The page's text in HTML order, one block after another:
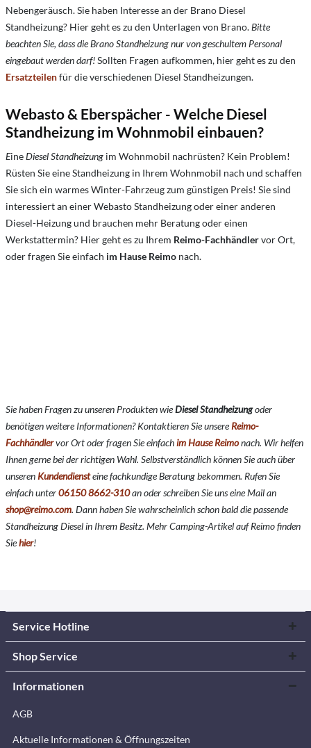
Nebengeräusch. Sie haben Interesse an der Brano Diesel
Standheizung? Hier geht es zu den Unterlagen von Brano.Bitte
beachten Sie, dass die Brano Standheizung nur von geschultem Personal
eingebaut werden darf!Sollten Fragen aufkommen, hier geht es zu den
Ersatzteilenfür die verschiedenen Diesel Standheizungen.
Webasto & Eberspächer - Welche Diesel
Standheizung im Wohnmobil einbauen?
EineDiesel Standheizung im Wohnmobil nachrüsten? Kein Problem!
Rüsten Sie eine Standheizung in Ihrem Wohnmobil nach und schaffen
Sie sich ein warmes Winter-Fahrzeug zum günstigen Preis! Sie sind
interessiert an einer Webasto Standheizung oder einer anderen
Diesel-Heizung und brauchen mehr Beratung oder einen
Werkstattermin? Hier geht es zu Ihrem Reimo-Fachhändlervor Ort,
oder fragen Sie einfach im Hause Reimo nach.
Sie haben Fragen zu unseren Produkten wieDiesel Standheizungoder
benötigen weitere Informationen? Kontaktieren Sie unsereReimo-
Fachhändlervor Ort oder fragen Sie einfachim Hause Reimonach. Wir helfen
Ihnen gerne bei der richtigen Wahl. Selbstverständlich können Sie auch über
unseren Kundendiensteine fachkundige Beratung bekommen. Rufen Sie
einfach unter06150 8662-310an oder schreiben Sie uns eine Mail an
shop@reimo.com. Dann haben Sie wahrscheinlich schon bald die passende
Standheizung Diesel in Ihrem Besitz. Mehr Camping-Artikel auf Reimo finden
Siehier!
Service Hotline
Shop Service
Informationen
AGB
Aktuelle Informationen & Öffnungszeiten